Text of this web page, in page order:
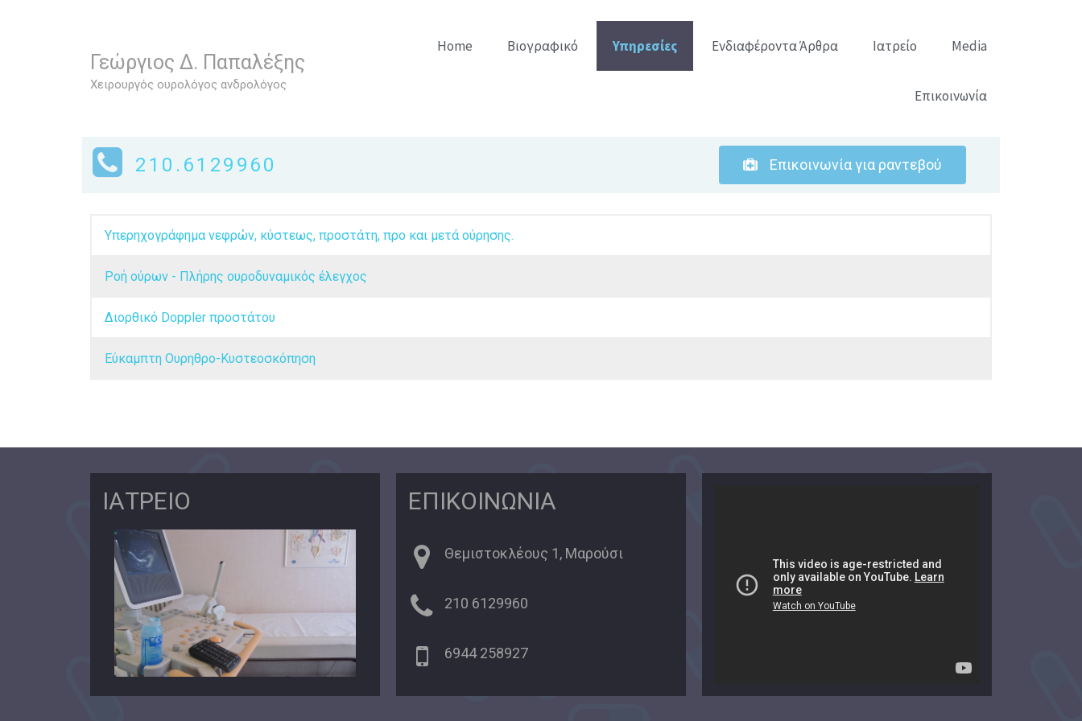
Γεώργιος Δ. Παπαλέξης
Χειρουργός ουρολόγος ανδρολόγος
Home Βιογραφικό Υπηρεσίες Ενδιαφέροντα Άρθρα Ιατρείο Media
Επικοινωνία
210.6129960 Επικοινωνία για ραντεβού
Υπερηχογράφημα νεφρών, κύστεως, προστάτη, προ και μετά ούρησης.
Ροή ούρων - Πλήρης ουροδυναμικός έλεγχος
Διορθικό Doppler προστάτου
Εύκαμπτη Ουρηθρο-Κυστεοσκόπηση
ΙΑΤΡΕΙΟ ΕΠΙΚΟΙΝΩΝΙΑ
Θεμιστοκλέους 1, Μαρούσι
210 6129960
6944 258927